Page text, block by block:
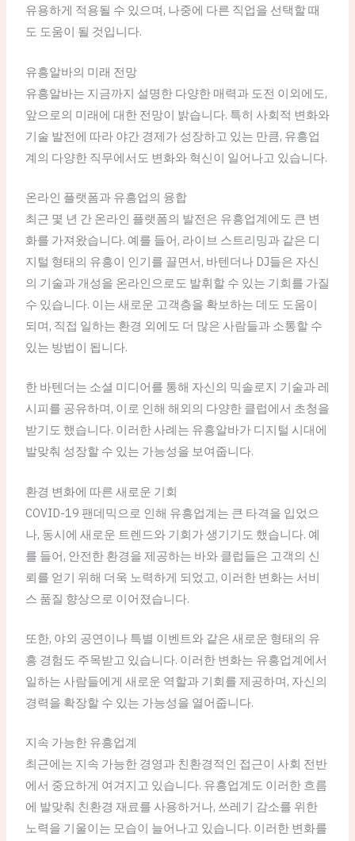
유용하게 적용될 수 있으며, 나중에 다른 직업을 선택할 때
도 도움이 될 것입니다.
유흥알바의 미래 전망
유흥알바는 지금까지 설명한 다양한 매력과 도전 이외에도,
앞으로의 미래에 대한 전망이 밝습니다. 특히 사회적 변화와
기술 발전에 따라 야간 경제가 성장하고 있는 만큼, 유흥업
계의 다양한 직무에서도 변화와 혁신이 일어나고 있습니다.
온라인 플랫폼과 유흥업의 융합
최근 몇 년 간 온라인 플랫폼의 발전은 유흥업계에도 큰 변
화를 가져왔습니다. 예를 들어, 라이브 스트리밍과 같은 디
지털 형태의 유흥이 인기를 끌면서, 바텐더나 DJ들은 자신
의 기술과 개성을 온라인으로도 발휘할 수 있는 기회를 가질
수 있습니다. 이는 새로운 고객층을 확보하는 데도 도움이
되며, 직접 일하는 환경 외에도 더 많은 사람들과 소통할 수
있는 방법이 됩니다.
한 바텐더는 소셜 미디어를 통해 자신의 믹솔로지 기술과 레
시피를 공유하며, 이로 인해 해외의 다양한 클럽에서 초청을
받기도 했습니다. 이러한 사례는 유흥알바가 디지털 시대에
발맞춰 성장할 수 있는 가능성을 보여줍니다.
환경 변화에 따른 새로운 기회
COVID-19 팬데믹으로 인해 유흥업계는 큰 타격을 입었으
나, 동시에 새로운 트렌드와 기회가 생기기도 했습니다. 예
를 들어, 안전한 환경을 제공하는 바와 클럽들은 고객의 신
뢰를 얻기 위해 더욱 노력하게 되었고, 이러한 변화는 서비
스 품질 향상으로 이어졌습니다.
또한, 야외 공연이나 특별 이벤트와 같은 새로운 형태의 유
흥 경험도 주목받고 있습니다. 이러한 변화는 유흥업계에서
일하는 사람들에게 새로운 역할과 기회를 제공하며, 자신의
경력을 확장할 수 있는 가능성을 열어줍니다.
지속 가능한 유흥업계
최근에는 지속 가능한 경영과 친환경적인 접근이 사회 전반
에서 중요하게 여겨지고 있습니다. 유흥업계도 이러한 흐름
에 발맞춰 친환경 재료를 사용하거나, 쓰레기 감소를 위한
노력을 기울이는 모습이 늘어나고 있습니다. 이러한 변화를